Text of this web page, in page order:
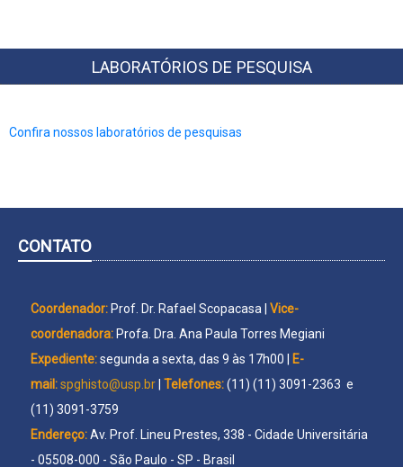
LABORATÓRIOS DE PESQUISA
Confira nossos laboratórios de pesquisas
CONTATO
Coordenador: Prof. Dr. Rafael Scopacasa | Vice-
coordenadora: Profa. Dra. Ana Paula Torres Megiani
Expediente:segunda a sexta, das 9 às 17h00 |
E-
mail:spghisto@usp.br Telefones:(11) (11) 3091-2363 e
(11) 3091-3759
Endereço:Av. Prof. Lineu Prestes, 338 - Cidade Universitária
- 05508-000 - São Paulo - SP - Brasil